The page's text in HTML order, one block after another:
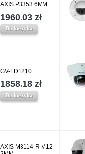
AXIS P3353 6MM
1960.03 zł
Do koszyka
GV-FD1210
1858.18 zł
Do koszyka
AXIS M3114-R M12